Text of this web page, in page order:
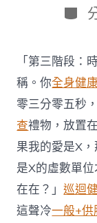
分
類
「第三階段：
稱。你全身健
零三分零五秒
查禮物，放置
果我的愛是X
是X的虛數單
在在？」巡迴
這聲冷一般+供